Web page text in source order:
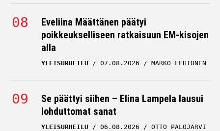
Eveliina Määttänen päätyi
poikkeukselliseen ratkaisuun EM-kisojen
alla
YLEISURHEILU
Se päättyi siihen – Elina Lampela lausui
lohduttomat sanat
YLEISURHEILU 06.08.2026